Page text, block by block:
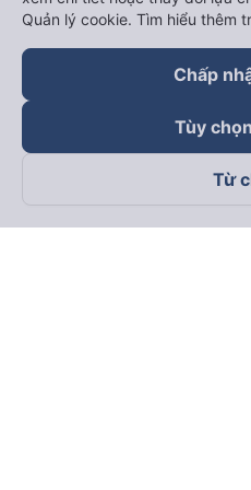
Theo dõi chúng tôi trên
Quản lý cookie. Tìm hiểu thêm
Chấp
Tùy
Từ